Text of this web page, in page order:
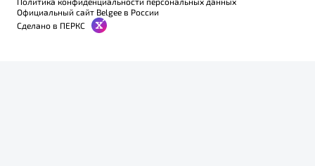
Официальный сайт Belgee в России
Сделано в ПЕРКС